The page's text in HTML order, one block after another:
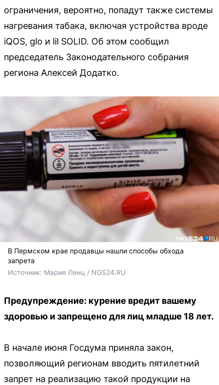
ограничения, вероятно, попадут также системы
нагревания табака, включая устройства вроде
iQOS, glo и lil SOLID. Об этом сообщил
председатель Законодательного собрания
региона Алексей Додатко.
В Пермском крае продавцы нашли способы обхода
запрета
Источник: Мария Ленц / NGS24.RU
Предупреждение: курение вредит вашему
здоровью и запрещено для лиц младше 18 лет.
В начале июня Госдума приняла закон,
позволяющий регионам вводить пятилетний
запрет на реализацию такой продукции на